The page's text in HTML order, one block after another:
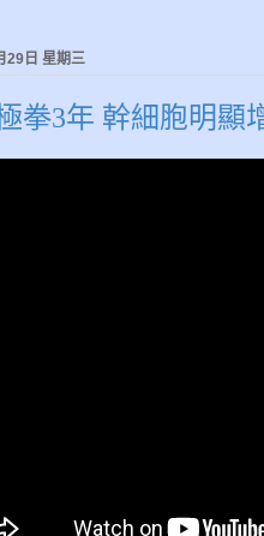
29日 星期三
拳3年 幹細胞明顯